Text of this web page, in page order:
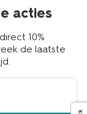
acties
10%
de laatste